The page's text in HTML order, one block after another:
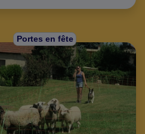
Portes en fête